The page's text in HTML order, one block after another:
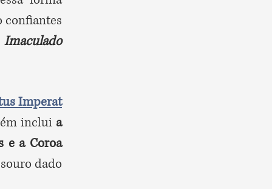
confiantes
Imperat
inclui a
e a Coroa
dado